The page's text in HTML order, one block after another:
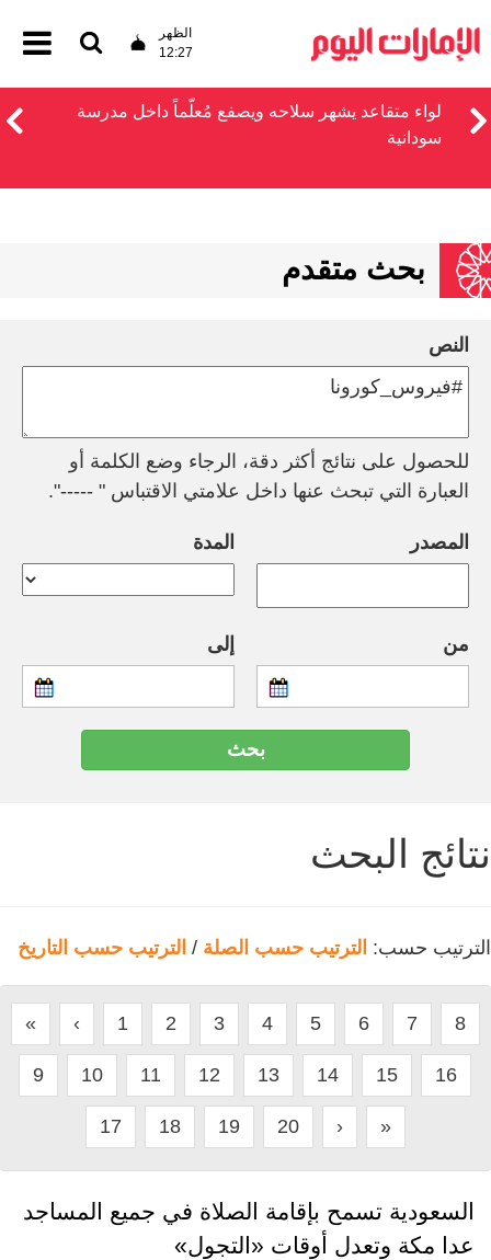
الظهر
12:27
لواء متقاعد يشهر سلاحه ويصفع مُعلّماً داخل مدرسة
سودانية
بحث متقدم
النص
للحصول على نتائج أكثر دقة، الرجاء وضع الكلمة أو
العبارة التي تبحث عنها داخل علامتي الاقتباس " -----".
المصدر المدة
من إلى
نتائج البحث
الترتيب حسب: الترتيب حسب الصلة / الترتيب حسب التاريخ
« ‹ 1 2 3 4 5 6 7 8
9 10 11 12 13 14 15 16
17 18 19 20 › »
السعودية تسمح بإقامة الصلاة في جميع المساجد
عدا مكة وتعدل أوقات «التجول»